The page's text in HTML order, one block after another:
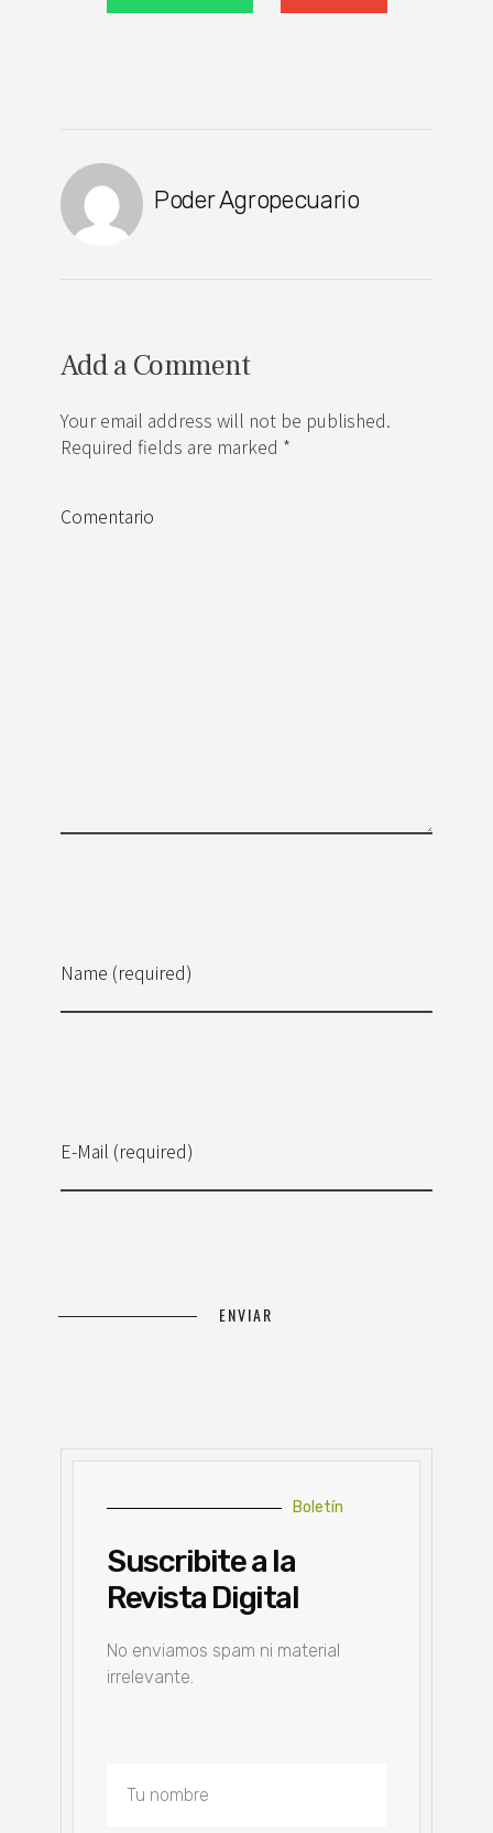
Poder Agropecuario
Add a Comment
Your email address will not be published.
Required fields are marked *
Name (required)
E-Mail (required)
Comentario
Boletín
Suscribite a la
Revista Digital
No enviamos spam ni material
irrelevante.